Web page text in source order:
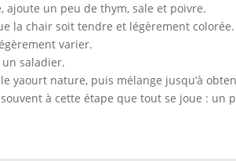
ajoute un peu de thym, sale et poivre.
la chair soit tendre et légèrement
varier.
saladier.
yaourt nature, puis mélange jusqu’à
souvent à cette étape que tout se joue :